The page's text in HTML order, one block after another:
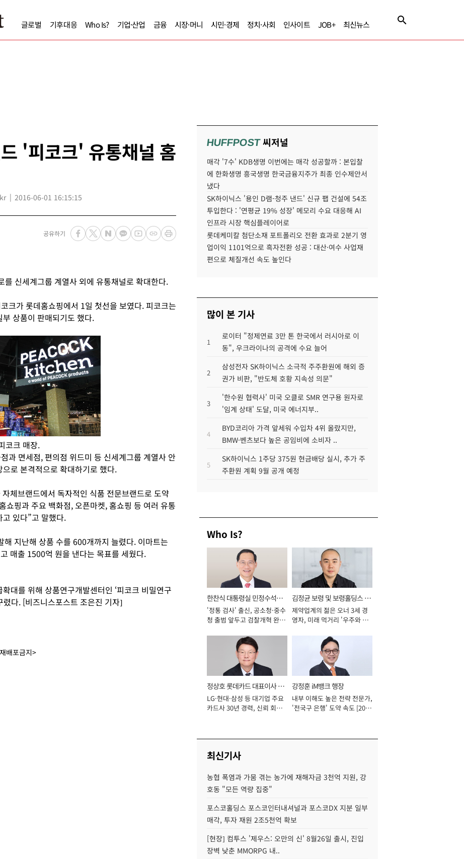
글로벌 기후대응 Who Is? 기업·산업 금융 시장·머니 시민·경제 정치·사회 인사이트 JOB+ 최신뉴스
'피코크' 유통채널 홈
2016-06-01 16:15:15
공유하기
를 신세계그룹 계열사 외에 유통채널로 확대한다.
크가 롯데홈쇼핑에서 1일 첫선을 보였다. 피코크는
상품이 판매되기도 했다.
코크 매장.
과 면세점, 편의점 위드미 등 신세계그룹 계열사 안
로 본격적으로 확대하기로 했다.
체브랜드에서 독자적인 식품 전문브랜드로 도약
쇼핑과 주요 백화점, 오픈마켓, 홈쇼핑 등 여러 유통
있다”고 말했다.
지난해 상품 수를 600개까지 늘렸다. 이마트는
매출 1500억 원을 낸다는 목표를 세웠다.
대를 위해 상품연구개발센터인 ‘피코크 비밀연구
렸다. [비즈니스포스트 조은진 기자]
배포금지>
HUFFPOST씨저널
매각 '7수' KDB생명 이번에는 매각 성공할까 : 본입찰
에 한화생명 흥국생명 한국금융지주가 최종 인수제안서
냈다
SK하이닉스 '용인 D램-청주 낸드' 신규 팹 건설에 54조
투입한다 : '연평균 19% 성장' 메모리 수요 대응해 AI
인프라 시장 핵심플레이어로
롯데케미칼 첨단소재 포트폴리오 전환 효과로 2분기 영
업이익 1101억으로 흑자전환 성공 : 대산·여수 사업재
편으로 체질개선 속도 높인다
많이 본 기사
1
로이터 "정제연료 3만 톤 한국에서 러시아로 이
동", 우크라이나의 공격에 수요 늘어
2
삼성전자 SK하이닉스 소극적 주주환원에 해외 증
권가 비판, "반도체 호황 지속성 의문"
3
'한수원 협력사' 미국 오클로 SMR 연구용 원자로
'임계 상태' 도달, 미국 에너지부..
4
BYD코리아 가격 앞세워 수입차 4위 올랐지만,
BMW·벤츠보다 높은 공임비에 소비자 ..
5
SK하이닉스 1주당 375원 현금배당 실시, 추가 주
주환원 계획 9월 공개 예정
Who Is?
한찬식 대통령실 민정수석비
서관
'정통 검사' 출신, 공소청·중수
청 출범 앞두고 검찰개혁 완수
김정균 보령 및 보령홀딩스 대
표이사 사장
제약업계의 젊은 오너 3세 경
영자, 미래 먹거리 '우주와 헬
정상호 롯데카드 대표이사 사
장
LG·현대·삼성 등 대기업 주요
카드사 30년 경력, 신뢰 회복
강정훈 iM뱅크 행장
내부 이해도 높은 전략 전문가,
'전국구 은행' 도약 속도 [2026
최신기사
농협 폭염과 가뭄 겪는 농가에 재해자금 3천억 지원, 강
호동 "모든 역량 집중"
포스코홀딩스 포스코인터내셔널과 포스코DX 지분 일부
매각, 투자 재원 2조5천억 확보
[현장] 컴투스 '제우스: 오만의 신' 8월26일 출시, 진입
장벽 낮춘 MMORPG 내..